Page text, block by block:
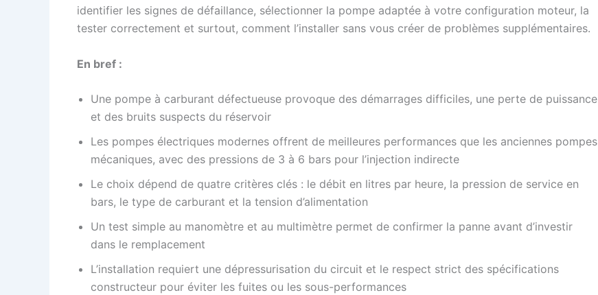
identifier les signes de défaillance, sélectionner la pompe adaptée à votre configuration moteur, la
tester correctement et surtout, comment l’installer sans vous créer de problèmes supplémentaires.
En bref :
Une pompe à carburant défectueuse provoque des démarrages difficiles, une perte de puissance
et des bruits suspects du réservoir
Les pompes électriques modernes offrent de meilleures performances que les anciennes pompes
mécaniques, avec des pressions de 3 à 6 bars pour l’injection indirecte
Le choix dépend de quatre critères clés : le débit en litres par heure, la pression de service en
bars, le type de carburant et la tension d’alimentation
Un test simple au manomètre et au multimètre permet de confirmer la panne avant d’investir
dans le remplacement
L’installation requiert une dépressurisation du circuit et le respect strict des spécifications
constructeur pour éviter les fuites ou les sous-performances